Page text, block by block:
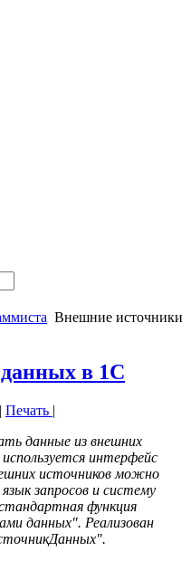
Внешние источники
в 1С
| Печать |
данные из внешних
интерфейс
источников можно
запросов и систему
функция
данных". Реализован